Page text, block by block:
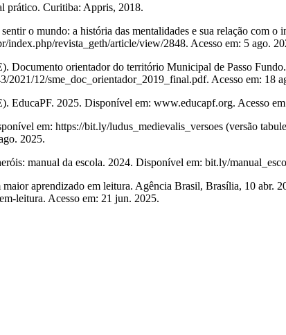
prático. Curitiba: Appris, 2018.
o mundo: a história das mentalidades e sua relação com
revista_geth/article/view/2848. Acesso em: 5 ago.
orientador do território Municipal de Passo
12/sme_doc_orientador_2019_final.pdf. Acesso em: 18
EducaPF. 2025. Disponível em: www.educapf.org. Acesso
em: https://bit.ly/ludus_medievalis_versoes (versão
2025.
manual da escola. 2024. Disponível em: bit.ly/
aprendizado em leitura. Agência Brasil, Brasília, 10 abr.
leitura. Acesso em: 21 jun. 2025.